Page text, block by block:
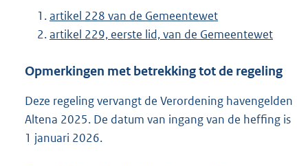
artikel 228 van de Gemeentewet
artikel 229, eerste lid, van de Gemeentewet
Opmerkingen met betrekking tot de regeling
Deze regeling vervangt de Verordening havengelden
Altena 2025. De datum van ingang van de heffing is
1 januari 2026.